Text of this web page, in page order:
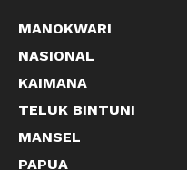
MANOKWARI
NASIONAL
KAIMANA
TELUK BINTUNI
MANSEL
PAPUA